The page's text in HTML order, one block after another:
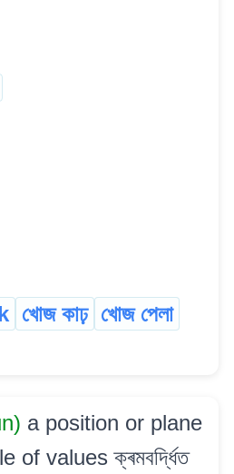
খোজ কাঢ় খোজ পেলা
a position or plane
values ক্ৰমবৰ্দ্ধিত